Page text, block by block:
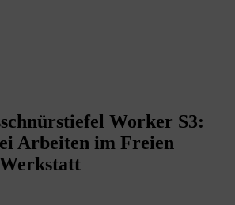
Worker S3:
Arbeiten im Freien